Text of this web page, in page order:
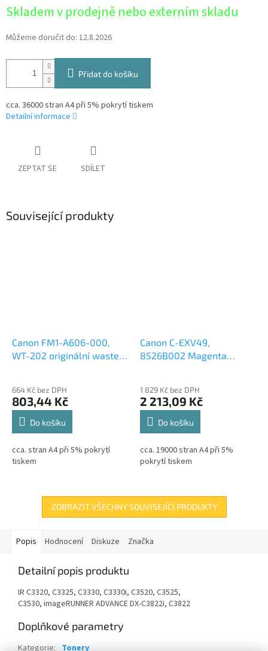
cena:
Skladem v prodejně nebo externím skladu
Můžeme doručit do: 12.8.2026
Přidat do košíku
cca. 36000 stran A4 při 5% pokrytí tiskem
Detailní informace
ZEPTAT SE SDÍLET
Související produkty
Canon FM1-A606-000,
WT-202 originální waste
664 Kč bez DPH
803,44 Kč
Do košíku
cca. stran A4 při 5% pokrytí
tiskem
Canon C-EXV49,
8526B002 Magenta
1 829 Kč bez DPH
2 213,09 Kč
Do košíku
cca. 19000 stran A4 při 5%
pokrytí tiskem
ZOBRAZIT VŠECHNY SOUVISEJÍCÍ PRODUKTY
Popis Hodnocení Diskuze Značka
Detailní popis produktu
IR C3320, C3325, C3330, C3330i, C3520, C3525,
C3530, imageRUNNER ADVANCE DX-C3822i, C3822
Doplňkové parametry
Kategorie: Tonery